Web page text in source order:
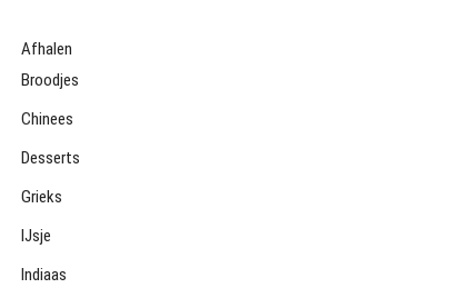
Afhalen
Broodjes
Chinees
Desserts
Grieks
IJsje
Indiaas